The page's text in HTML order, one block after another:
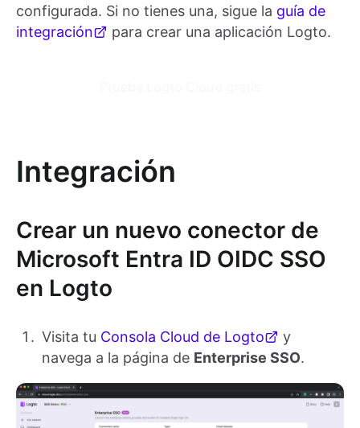
configurada. Si no tienes una, sigue la guía de
integración
para crear una aplicación Logto.
Integración
Crear un nuevo conector de
Microsoft Entra ID OIDC SSO
en Logto
Visita tu Consola Cloud de Logto
y
navega a la página de Enterprise SSO.